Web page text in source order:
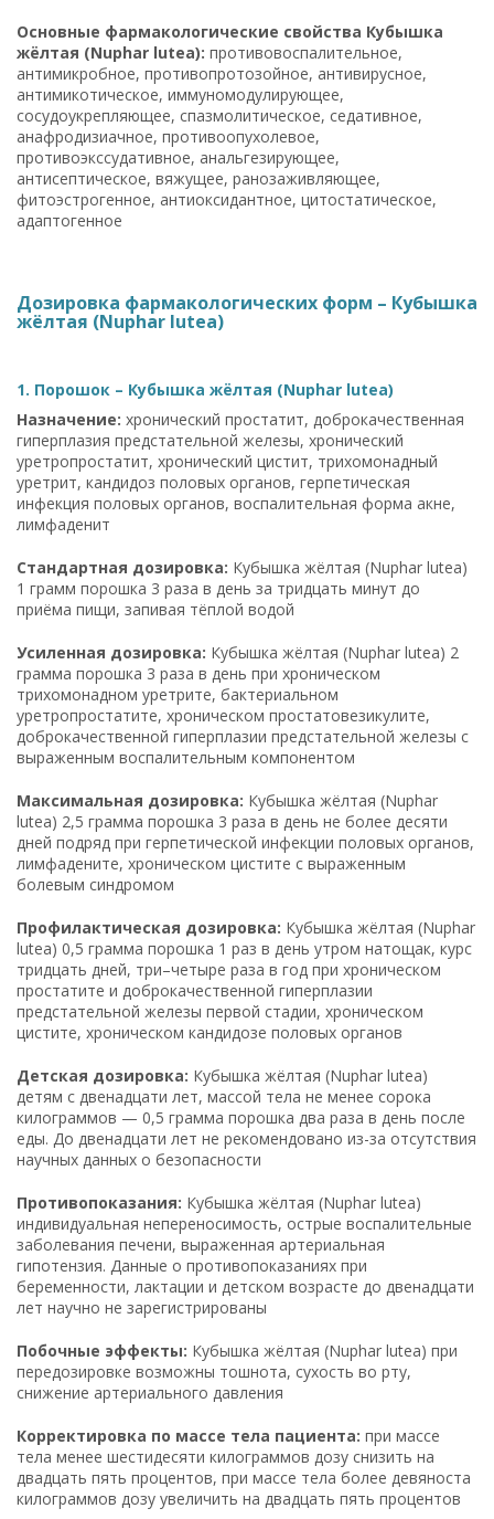
Основные фармакологические свойства Кубышка
жёлтая (Nuphar lutea): противовоспалительное,
антимикробное, противопротозойное, антивирусное,
антимикотическое, иммуномодулирующее,
сосудоукрепляющее, спазмолитическое, седативное,
анафродизиачное, противоопухолевое,
противоэкссудативное, анальгезирующее,
антисептическое, вяжущее, ранозаживляющее,
фитоэстрогенное, антиоксидантное, цитостатическое,
адаптогенное
Дозировка фармакологических форм – Кубышка
жёлтая (Nuphar lutea)
1. Порошок – Кубышка жёлтая (Nuphar lutea)
Назначение: хронический простатит, доброкачественная
гиперплазия предстательной железы, хронический
уретропростатит, хронический цистит, трихомонадный
уретрит, кандидоз половых органов, герпетическая
инфекция половых органов, воспалительная форма акне,
лимфаденит
Стандартная дозировка: Кубышка жёлтая (Nuphar lutea)
1 грамм порошка 3 раза в день за тридцать минут до
приёма пищи, запивая тёплой водой
Усиленная дозировка: Кубышка жёлтая (Nuphar lutea) 2
грамма порошка 3 раза в день при хроническом
трихомонадном уретрите, бактериальном
уретропростатите, хроническом простатовезикулите,
доброкачественной гиперплазии предстательной железы с
выраженным воспалительным компонентом
Максимальная дозировка: Кубышка жёлтая (Nuphar
lutea) 2,5 грамма порошка 3 раза в день не более десяти
дней подряд при герпетической инфекции половых органов,
лимфадените, хроническом цистите с выраженным
болевым синдромом
Профилактическая дозировка: Кубышка жёлтая (Nuphar
lutea) 0,5 грамма порошка 1 раз в день утром натощак, курс
тридцать дней, три–четыре раза в год при хроническом
простатите и доброкачественной гиперплазии
предстательной железы первой стадии, хроническом
цистите, хроническом кандидозе половых органов
Детская дозировка: Кубышка жёлтая (Nuphar lutea)
детям с двенадцати лет, массой тела не менее сорока
килограммов — 0,5 грамма порошка два раза в день после
еды. До двенадцати лет не рекомендовано из-за отсутствия
научных данных о безопасности
Противопоказания: Кубышка жёлтая (Nuphar lutea)
индивидуальная непереносимость, острые воспалительные
заболевания печени, выраженная артериальная
гипотензия. Данные о противопоказаниях при
беременности, лактации и детском возрасте до двенадцати
лет научно не зарегистрированы
Побочные эффекты: Кубышка жёлтая (Nuphar lutea) при
передозировке возможны тошнота, сухость во рту,
снижение артериального давления
Корректировка по массе тела пациента: при массе
тела менее шестидесяти килограммов дозу снизить на
двадцать пять процентов, при массе тела более девяноста
килограммов дозу увеличить на двадцать пять процентов